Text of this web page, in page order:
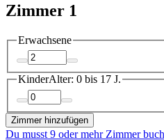
Zimmer 1
Erwachsene
KinderAlter: 0 bis 17 J.
Zimmer hinzufügen
Du musst 9 oder mehr Zimmer